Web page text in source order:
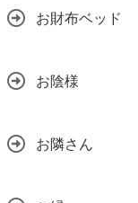
お財布ベッド
お陰様
お隣さん